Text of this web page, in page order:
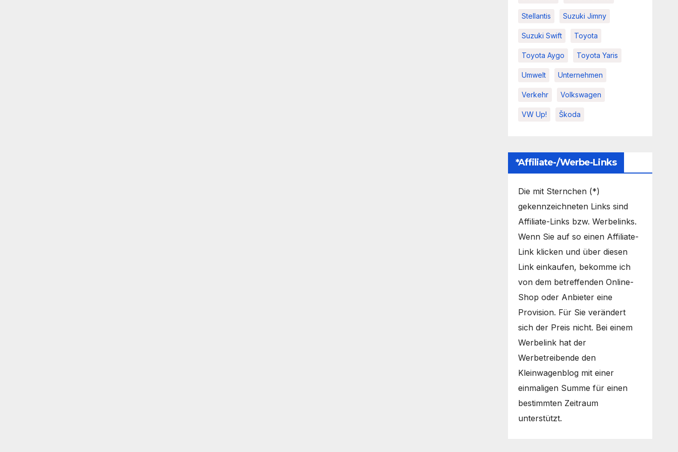
Stellantis Suzuki Jimny
Suzuki Swift Toyota
Toyota Aygo Toyota Yaris
Umwelt Unternehmen
Verkehr Volkswagen
VW Up! Škoda
*Affiliate-/Werbe-Links
Die mit Sternchen (*)
gekennzeichneten Links sind
Affiliate-Links bzw. Werbelinks.
Wenn Sie auf so einen Affiliate-
Link klicken und über diesen
Link einkaufen, bekomme ich
von dem betreffenden Online-
Shop oder Anbieter eine
Provision. Für Sie verändert
sich der Preis nicht. Bei einem
Werbelink hat der
Werbetreibende den
Kleinwagenblog mit einer
einmaligen Summe für einen
bestimmten Zeitraum
unterstützt.